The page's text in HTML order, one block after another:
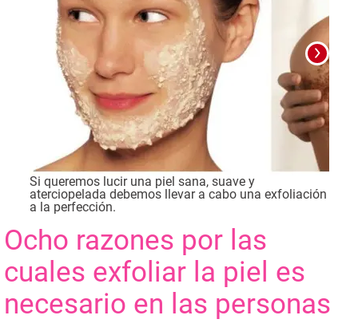
Si queremos lucir una piel sana, suave y
aterciopelada debemos llevar a cabo una exfoliación
a la perfección.
Ocho razones por las
cuales exfoliar la piel es
necesario en las personas